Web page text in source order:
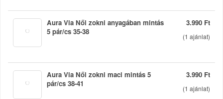
3.990 Ft
(1 ajánlat)
Aura Via Női zokni anyagában mintás
5 pár/cs 35-38
3.990 Ft
(1 ajánlat)
Aura Via Női zokni maci mintás 5
pár/cs 38-41